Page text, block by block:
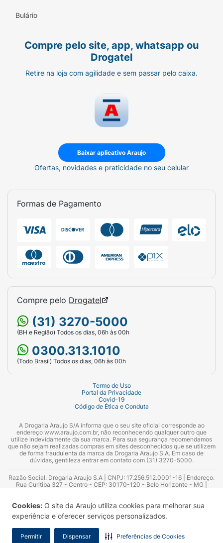
Cookies: O site da Araujo utiliza cookies para melhorar sua
experiência e oferecer serviços personalizados.
Permitir Dispensar Preferências de Cookies
Bulário
Compre pelo site, app, whatsapp ou
Drogatel
Retire na loja com agilidade e sem passar pelo caixa.
Baixar aplicativo Araujo
Ofertas, novidades e praticidade no seu celular
Formas de Pagamento
Compre pelo Drogatel
(31) 3270-5000
(BH e Região) Todos os dias, 06h às 00h
0300.313.1010
(Todo Brasil) Todos os dias, 06h às 00h
Termo de Uso
Portal da Privacidade
Covid-19
Código de Ética e Conduta
A Drogaria Araujo S/A informa que o seu site oficial corresponde ao
endereço www.araujo.com.br, não reconhecendo qualquer outro que
utilize indevidamente da sua marca. Para sua segurança recomendamos
que não sejam realizadas compras em sites desconhecidos que se utilizem
de forma fraudulenta da marca da Drogaria Araujo S.A. Em caso de
dúvidas, gentileza entrar em contato com (31) 3270-5000.
Razão Social: Drogaria Araujo S.A | CNPJ: 17.256.512.0001-16 | Endereço:
Rua Curitiba 327 - Centro - CEP: 30170-120 - Belo Horizonte - MG |
Azevedo Guimarães – CRF 10.965 | Yasmin Silva Alvarenga – CRF 52.584 -
Consultor substituto: Thiago Aguiar Pinheiro - CRF Nº 13.748. Alvará
Sanitário: 2025020713 | Autorização de Funcionamento da Empresa (AFE):